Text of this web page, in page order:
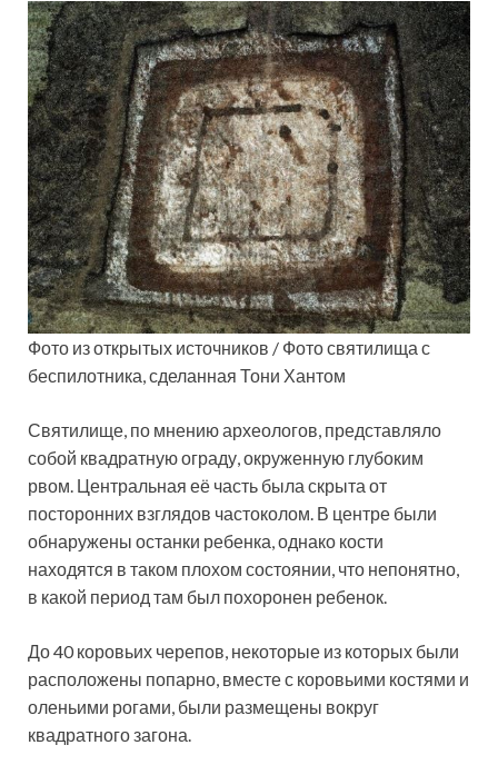
Фото из открытых источников / Фото святилища с
беспилотника, сделанная Тони Хантом
Святилище, по мнению археологов, представляло
собой квадратную ограду, окруженную глубоким
рвом. Центральная её часть была скрыта от
посторонних взглядов частоколом. В центре были
обнаружены останки ребенка, однако кости
находятся в таком плохом состоянии, что непонятно,
в какой период там был похоронен ребенок.
До 40 коровьих черепов, некоторые из которых были
расположены попарно, вместе с коровьими костями и
оленьими рогами, были размещены вокруг
квадратного загона.